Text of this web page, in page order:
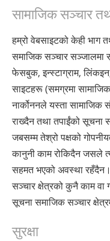
सामाजिक सञ्चार
हम्रो वेबसाइटको केही भाग
समाजिक सञ्चार सञ्जालमा
फेसबुक, इन्स्टाग्राम,
साइटहरू (समग्रमा
नार्कोननले यस्ता सामाजिक
राख्दैन तथा तपाईंको सूचना
जबसम्म तेश्रो पक्षको
कानुनी काम रोकिदैन जसले
सहमत भएको अवस्था
सञ्चार क्षेत्रको कुनै काम वा
सूचना समाजिक सञ्चार
सुरक्षा